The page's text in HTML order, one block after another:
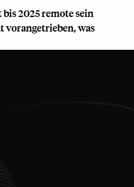
2025 remote sein
was